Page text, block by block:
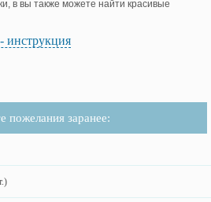
в вы также можете найти красивые
инструкция
пожелания заранее: